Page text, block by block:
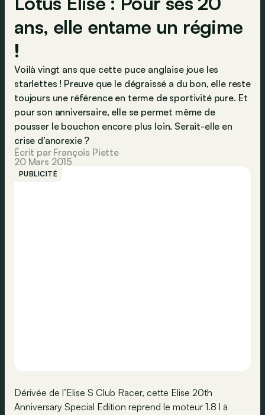
ans, elle entame un régime
!
Voilà vingt ans que cette puce anglaise joue les
starlettes ! Preuve que le dégraissé a du bon, elle reste
toujours une référence en terme de sportivité pure. Et
pour son anniversaire, elle se permet même de
pousser le bouchon encore plus loin. Serait-elle en
crise d’anorexie ?
Écrit par François Piette
20 Mars 2015
PUBLICITÉ
Dérivée de l’Elise S Club Racer, cette Elise 20th
Anniversary Special Edition reprend le moteur 1.8 l à